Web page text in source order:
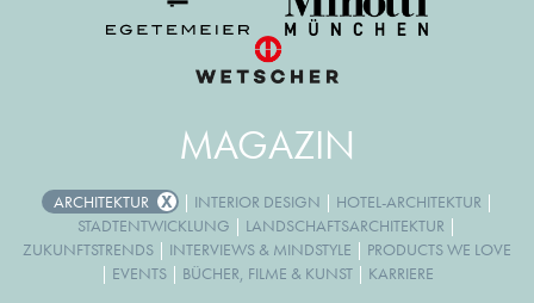
MAGAZIN
ARCHITEKTUR | INTERIOR DESIGN | HOTEL-ARCHITEKTUR |
STADTENTWICKLUNG | LANDSCHAFTSARCHITEKTUR |
ZUKUNFTSTRENDS | INTERVIEWS & MINDSTYLE | PRODUCTS WE LOVE
| EVENTS | BÜCHER, FILME & KUNST | KARRIERE